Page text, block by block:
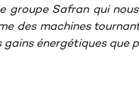
groupe Safran qui
des machines
gains énergétiques que